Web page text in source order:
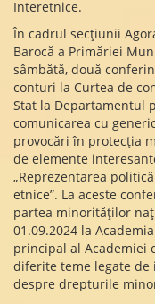
Interetnice.
În cadrul secțiunii
Barocă a Primăriei
sâmbătă, două
conturi la Curtea de
Stat la Departamentul
comunicarea cu
provocări în protecția
de elemente
„Reprezentarea
etnice”. La aceste
partea minorităților
01.09.2024 la
principal al Academiei
diferite teme legate
despre drepturile